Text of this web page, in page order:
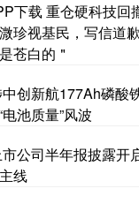
下载 重仓硬科技回
珍视基民，写信道
苍白的＂
创新航177Ah磷酸
池质量”风波
公司半年报披露开
线